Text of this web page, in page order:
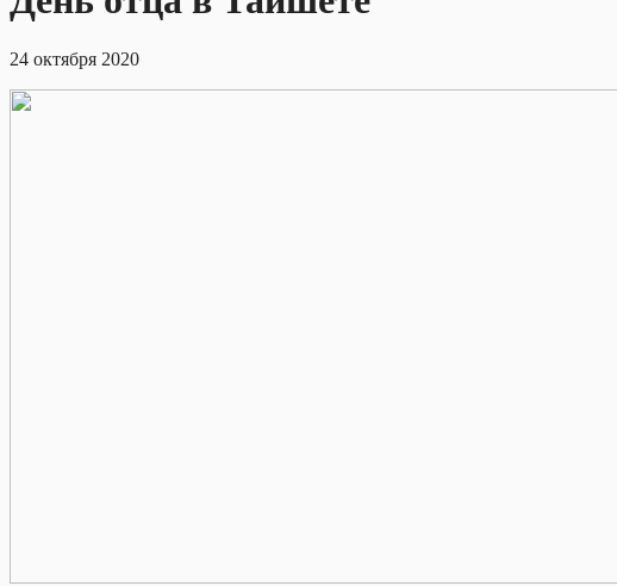
24 октября 2020